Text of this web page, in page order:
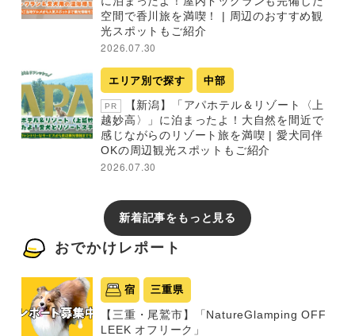
空間で香川旅を満喫！ | 周辺のおすすめ観
光スポットもご紹介
2026.07.30
エリア別で探す 中部
PR
【新潟】「アパホテル＆リゾート〈上
越妙高〉」に泊まったよ！大自然を間近で
感じながらのリゾート旅を満喫 | 愛犬同伴
OKの周辺観光スポットもご紹介
2026.07.30
新着記事をもっと見る
おでかけレポート
宿 三重県
【三重・尾鷲市】「NatureGlamping OFF
LEEK オフリーク」